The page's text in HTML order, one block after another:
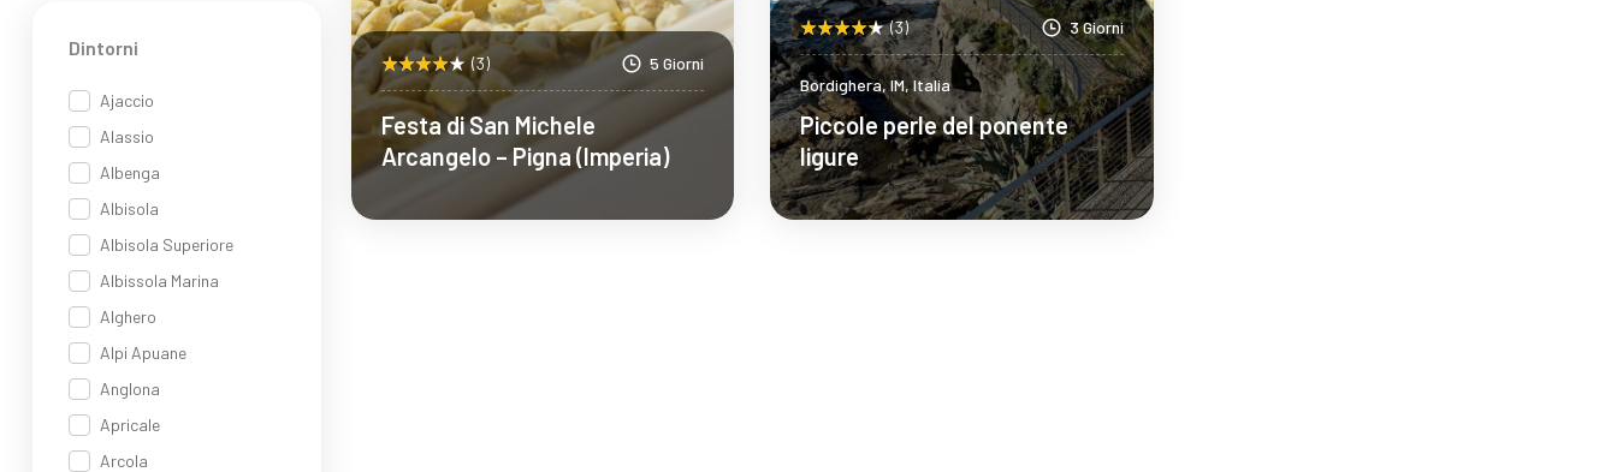
Dintorni
Ajaccio
Alassio
Albenga
Albisola
Albisola Superiore
Albissola Marina
Alghero
Alpi Apuane
Anglona
Apricale
Arcola
(3) 5 Giorni
Festa di San Michele
Arcangelo – Pigna (Imperia)
(3) 3 Giorni
Bordighera, IM, Italia
Piccole perle del ponente
ligure